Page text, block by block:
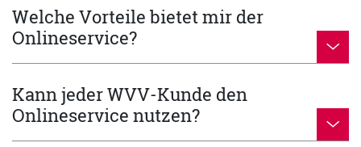
Welche Vorteile bietet mir der
Onlineservice?
Kann jeder WVV-Kunde den
Onlineservice nutzen?